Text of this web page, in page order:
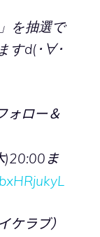
を抽選で
すd(･∀･
ォロー＆
)20:00ま
ラブ）